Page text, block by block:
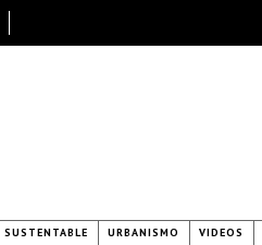
SUSTENTABLE URBANISMO VIDEOS